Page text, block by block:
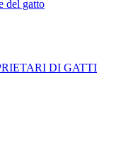
del gatto
DI GATTI